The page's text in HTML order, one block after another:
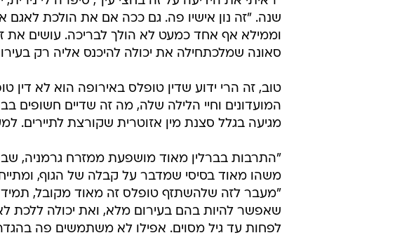
שנה. "זה נון אישיו פה. גם ככה אם את הולכת לאגם
וממילא אף אחד כמעט לא הולך לבריכה. עושים את
סאונה שמלכתחילה את יכולה להיכנס אליה רק
טוב, זה הרי ידוע שדין טופלס באירופה הוא לא דין
המועדונים וחיי הלילה שלה, מה זה שדיים
מגיעה בגלל סצנת מין אזוטרית שקורצת לתיירים.
משהו מאוד בסיסי שמדבר על קבלה של הגוף,
"מעבר לזה שלהשתזף טופלס זה מאוד מקובל,
שאפשר להיות בהם בעירום מלא, ואת יכולה ללכת
לפחות עד גיל מסוים. אפילו לא משתמשים פה